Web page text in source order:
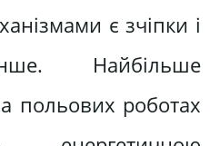
є зчіпки і
Найбільше
польових роботах